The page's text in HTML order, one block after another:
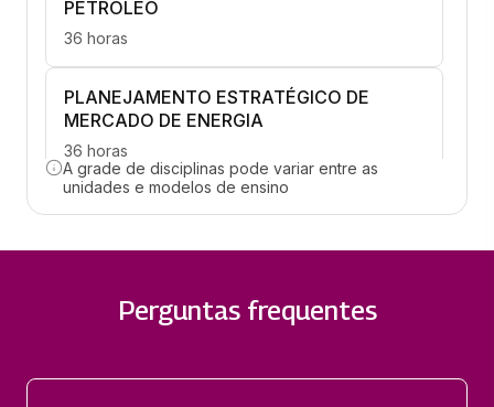
PETRÓLEO
36 horas
PLANEJAMENTO ESTRATÉGICO DE
MERCADO DE ENERGIA
36 horas
AVALIAÇÃO ECONÔMICA EM PROJETOS
ENERGIAS ALTERNATIVAS E ENERGIAS
36 horas
A grade de disciplinas pode variar entre as
unidades e modelos de ensino
Perguntas frequentes